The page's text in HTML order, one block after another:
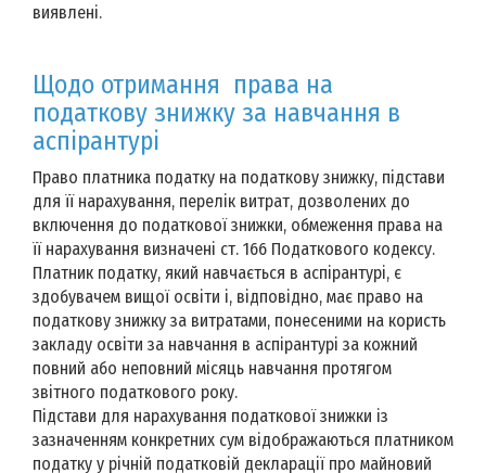
виявлені.
Щодо отримання права на
податкову знижку за навчання в
аспірантурі
Право платника податку на податкову знижку, підстави
для її нарахування, перелік витрат, дозволених до
включення до податкової знижки, обмеження права на
її нарахування визначені ст. 166 Податкового кодексу.
Платник податку, який навчається в аспірантурі, є
здобувачем вищої освіти і, відповідно, має право на
податкову знижку за витратами, понесеними на користь
закладу освіти за навчання в аспірантурі за кожний
повний або неповний місяць навчання протягом
звітного податкового року.
Підстави для нарахування податкової знижки із
зазначенням конкретних сум відображаються платником
податку у річній податковій декларації про майновий